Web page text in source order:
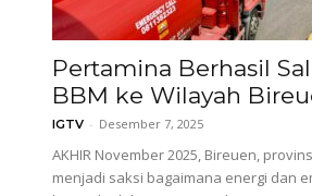
Pertamina Berhasil
BBM ke Wilayah
IGTV - Desember 7, 2025
AKHIR November 2025, Bireuen,
menjadi saksi bagaimana energi dan